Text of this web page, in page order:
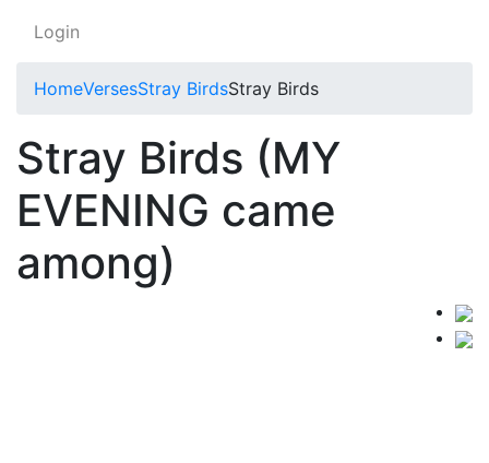
Login
HomeVersesStray BirdsStray Birds
Stray Birds (MY
EVENING came
among)